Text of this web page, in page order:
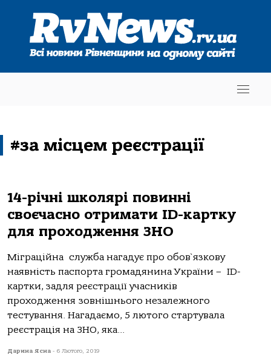
#за місцем реєстрації
14-річні школярі повинні
своєчасно отримати ID-картку
для проходження ЗНО
Міграційна служба нагадує про обов`язкову
наявність паспорта громадянина України – ID-
картки, задля реєстрації учасників
проходження зовнішнього незалежного
тестування. Нагадаємо, 5 лютого стартувала
реєстрація на ЗНО, яка...
Дарина Ясна - 6 Лютого, 2019